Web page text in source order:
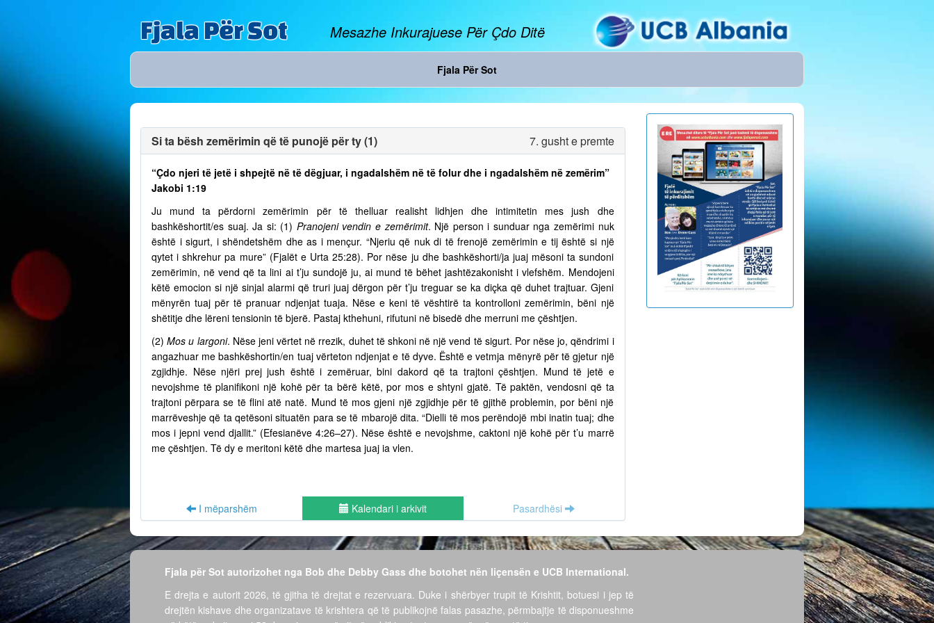
Fjala Për Sot Mesazhe Inkurajuese Për Çdo Ditë
Fjala Për Sot
Si ta bësh zemërimin që të punojë për ty (1) 7. gusht e premte
“Çdo njeri të jetë i shpejtë në të dëgjuar, i ngadalshëm në të folur dhe i ngadalshëm në zemërim”
Jakobi 1:19
Ju mund ta përdorni zemërimin për të thelluar realisht lidhjen dhe intimitetin mes jush dhe
bashkëshortit/es suaj. Ja si: (1) Pranojeni vendin e zemërimit. Një person i sunduar nga zemërimi nuk
është i sigurt, i shëndetshëm dhe as i mençur. “Njeriu që nuk di të frenojë zemërimin e tij është si një
qytet i shkrehur pa mure” (Fjalët e Urta 25:28). Por nëse ju dhe bashkëshorti/ja juaj mësoni ta sundoni
zemërimin, në vend që ta lini ai t’ju sundojë ju, ai mund të bëhet jashtëzakonisht i vlefshëm. Mendojeni
këtë emocion si një sinjal alarmi që truri juaj dërgon për t’ju treguar se ka diçka që duhet trajtuar. Gjeni
mënyrën tuaj për të pranuar ndjenjat tuaja. Nëse e keni të vështirë ta kontrolloni zemërimin, bëni një
shëtitje dhe lëreni tensionin të bjerë. Pastaj kthehuni, rifutuni në bisedë dhe merruni me çështjen.
(2)Mos u largoni. Nëse jeni vërtet në rrezik, duhet të shkoni në një vend të sigurt. Por nëse jo, qëndrimi i
angazhuar me bashkëshortin/en tuaj vërteton ndjenjat e të dyve. Është e vetmja mënyrë për të gjetur një
zgjidhje. Nëse njëri prej jush është i zemëruar, bini dakord që ta trajtoni çështjen. Mund të jetë e
nevojshme të planifikoni një kohë për ta bërë këtë, por mos e shtyni gjatë. Të paktën, vendosni që ta
trajtoni përpara se të flini atë natë. Mund të mos gjeni një zgjidhje për të gjithë problemin, por bëni një
marrëveshje që ta qetësoni situatën para se të mbarojë dita. “Dielli të mos perëndojë mbi inatin tuaj; dhe
mos i jepni vend djallit.” (Efesianëve 4:26–27). Nëse është e nevojshme, caktoni një kohë për t’u marrë
me çështjen. Të dy e meritoni këtë dhe martesa juaj ia vlen.
I mëparshëm Kalendari i arkivit Pasardhësi
Fjala për Sot autorizohet nga Bob dhe Debby Gass dhe botohet nën liçensën e UCB International.
E drejta e autorit 2026, të gjitha të drejtat e rezervuara. Duke i shërbyer trupit të Krishtit, botuesi i jep të
drejtën kishave dhe organizatave të krishtera që të publikojnë falas pasazhe, përmbajtje të disponueshme